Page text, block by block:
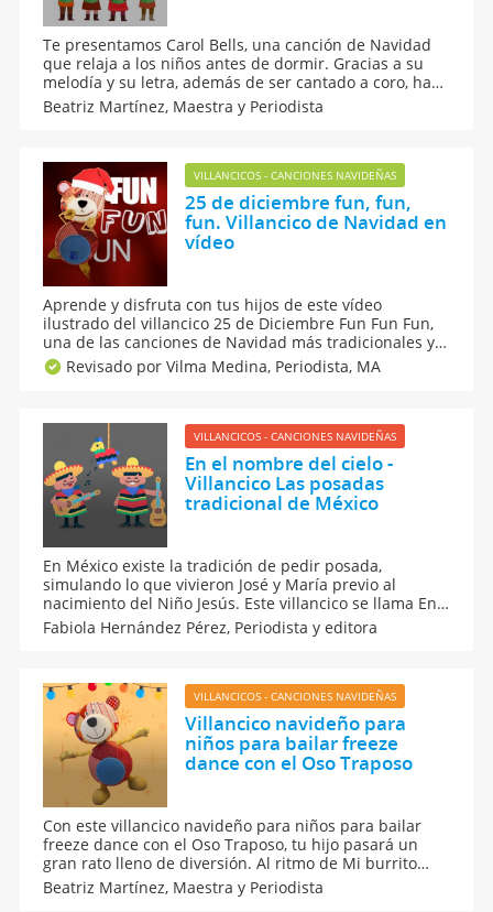
Te presentamos Carol Bells, una canción de Navidad
que relaja a los niños antes de dormir. Gracias a su
melodía y su letra, además de ser cantado a coro, hace
que los pequeños concilien más rápido el sueño. Todo
esto de la mano de la mascota de Guía Infantil: el Oso
Beatriz Martínez, Maestra y Periodista
VILLANCICOS - CANCIONES NAVIDEÑAS
25 de diciembre fun, fun,
fun. Villancico de Navidad en
vídeo
Aprende y disfruta con tus hijos de este vídeo
ilustrado del villancico 25 de Diciembre Fun Fun Fun,
una de las canciones de Navidad más tradicionales y
populares, y una de las preferidas de los niños.
Diviértete cantando con los más pequeños las
Revisado por Vilma Medina, Periodista, MA
VILLANCICOS - CANCIONES NAVIDEÑAS
En el nombre del cielo -
Villancico Las posadas
tradicional de México
En México existe la tradición de pedir posada,
simulando lo que vivieron José y María previo al
nacimiento del Niño Jesús. Este villancico se llama En
el nombre del cielo o Las Posadas y es el más común
en las fiestas navideñas, los niños disfrutan mucho
celebración. Conoce la letra aquí.
Fabiola Hernández Pérez, Periodista y editora
VILLANCICOS - CANCIONES NAVIDEÑAS
Villancico navideño para
niños para bailar freeze
dance con el Oso Traposo
Con este villancico navideño para niños para bailar
freeze dance con el Oso Traposo, tu hijo pasará un
gran rato lleno de diversión. Al ritmo de Mi burrito
sabanero, sigan las instrucciones de Traposo, la
mascota de Guía Infantil, quien les irá marcando los
Beatriz Martínez, Maestra y Periodista